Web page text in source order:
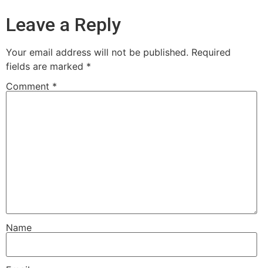
Leave a Reply
Your email address will not be published. Required
fields are marked *
Comment *
Name